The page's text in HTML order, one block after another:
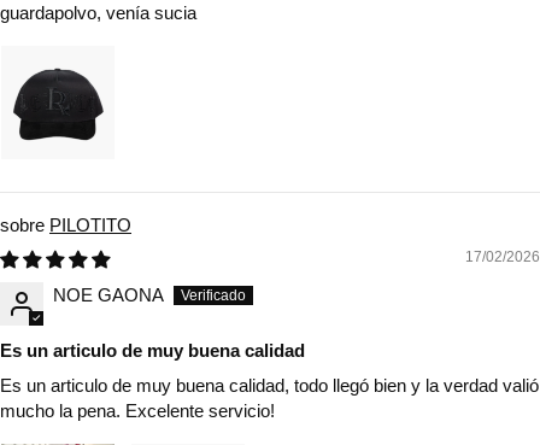
guardapolvo, venía sucia
PILOTITO
17/02/2026
NOE GAONA
Es un articulo de muy buena calidad
Es un articulo de muy buena calidad, todo llegó bien y la verdad valió
mucho la pena. Excelente servicio!